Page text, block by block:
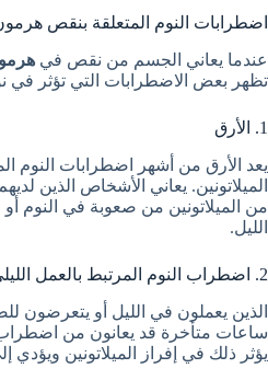
اضطرابات النوم المتعلقة بنقص
عندما يعاني الجسم من نقص في
تظهر بعض الاضطرابات التي تؤثر في
1. الأرق
يعد الأرق من أشهر اضطرابات النوم
الميلاتونين. يعاني الأشخاص الذين
من الميلاتونين من صعوبة في النوم أو
الليل.
2. اضطراب النوم المرتبط بالعمل الليلي
الذين يعملون في الليل أو يتعرضون
ساعات متأخرة قد يعانون من
يؤثر ذلك في إفراز الميلاتونين